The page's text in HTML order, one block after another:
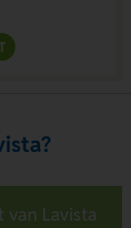
Lavista